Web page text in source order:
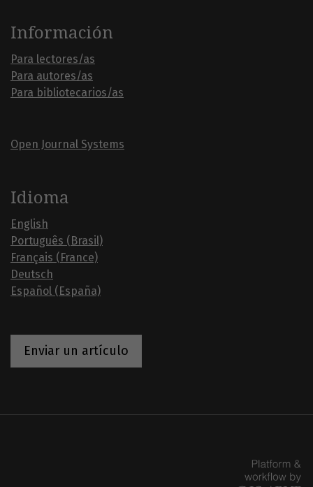
Información
Para lectores/as
Para autores/as
Para bibliotecarios/as
Open Journal Systems
Idioma
English
Português (Brasil)
Français (France)
Deutsch
Español (España)
Enviar un artículo